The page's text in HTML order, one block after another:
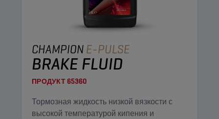
CHAMPIONE-PULSE
BRAKE FLUID
ПРОДУКТ 65360
Тормозная жидкость низкой вязкости с
высокой температурой кипения и